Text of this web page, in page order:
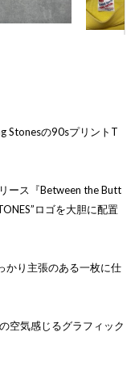
Stonesの90sプリントT
ース『Between the Butt
ロゴを大胆に配置
かり主張のある一枚に仕
空気感じるグラフィック